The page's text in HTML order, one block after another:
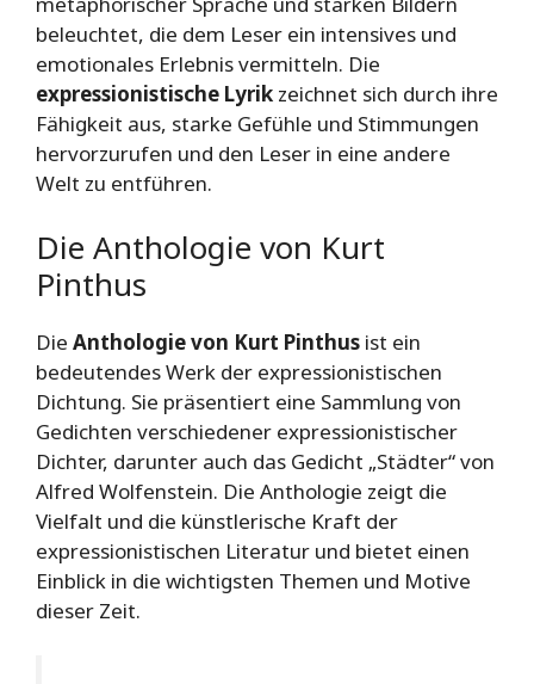
beleuchtet, die dem Leser ein intensives und
emotionales Erlebnis vermitteln. Die
expressionistische Lyrik zeichnet sich durch ihre
Fähigkeit aus, starke Gefühle und Stimmungen
hervorzurufen und den Leser in eine andere
Welt zu entführen.
Die Anthologie von Kurt
Pinthus
Die Anthologie von Kurt Pinthus ist ein
bedeutendes Werk der expressionistischen
Dichtung. Sie präsentiert eine Sammlung von
Gedichten verschiedener expressionistischer
Dichter, darunter auch das Gedicht „Städter“ von
Alfred Wolfenstein. Die Anthologie zeigt die
Vielfalt und die künstlerische Kraft der
expressionistischen Literatur und bietet einen
Einblick in die wichtigsten Themen und Motive
dieser Zeit.